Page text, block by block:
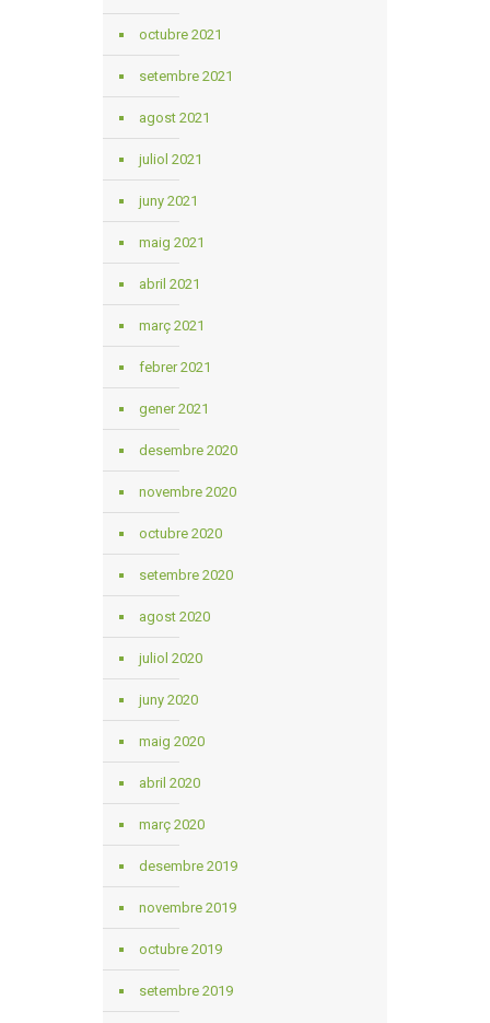
octubre 2021
setembre 2021
agost 2021
juliol 2021
juny 2021
maig 2021
abril 2021
març 2021
febrer 2021
gener 2021
desembre 2020
novembre 2020
octubre 2020
setembre 2020
agost 2020
juliol 2020
juny 2020
maig 2020
abril 2020
març 2020
desembre 2019
novembre 2019
octubre 2019
setembre 2019